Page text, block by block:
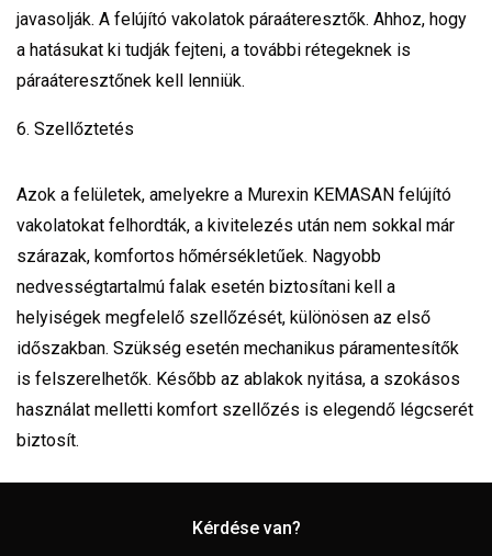
javasolják. A felújító vakolatok páraáteresztők. Ahhoz, hogy
a hatásukat ki tudják fejteni, a további rétegeknek is
páraáteresztőnek kell lenniük.
6. Szellőztetés
Azok a felületek, amelyekre a Murexin KEMASAN felújító
vakolatokat felhordták, a kivitelezés után nem sokkal már
szárazak, komfortos hőmérsékletűek. Nagyobb
nedvességtartalmú falak esetén biztosítani kell a
helyiségek megfelelő szellőzését, különösen az első
időszakban. Szükség esetén mechanikus páramentesítők
is felszerelhetők. Később az ablakok nyitása, a szokásos
használat melletti komfort szellőzés is elegendő légcserét
biztosít.
Kérdése van?